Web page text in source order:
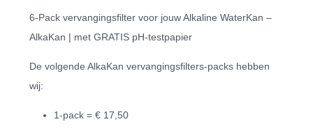
6-Pack vervangingsfilter voor jouw Alkaline WaterKan –
AlkaKan | met GRATIS pH-testpapier
De volgende AlkaKan vervangingsfilters-packs hebben
wij:
1-pack = € 17,50